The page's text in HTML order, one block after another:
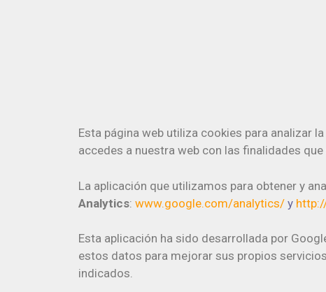
Esta página web utiliza cookies para analizar
accedes a nuestra web con las finalidades
La aplicación que utilizamos para obtener y
Analytics: www.google.com/analytics/ y
Esta aplicación ha sido desarrollada por
estos datos para mejorar sus propios
indicados.